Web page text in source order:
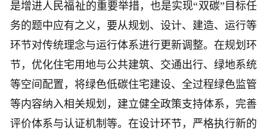
是增进人民福祉的重要举措，也是实现“双碳”目标任
务的题中应有之义，要从规划、设计、建造、运行等
环节对传统理念与运行体系进行更新调整。在规划环
节，优化住宅用地与公共建筑、交通出行、绿地系统
等空间配置，将绿色低碳住宅建设、全过程绿色监管
等内容纳入相关规划，建立健全政策支持体系，完善
评价体系与认证机制等。在设计环节，严格执行新的